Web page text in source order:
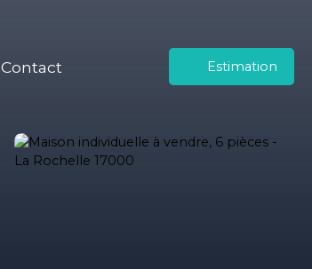
Contact Estimation